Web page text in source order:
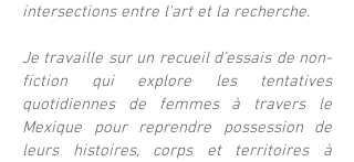
intersections entre l'art et la recherche.
Je travaille sur un recueil d’essais de non-
fiction qui explore les tentatives
quotidiennes de femmes à travers le
Mexique pour reprendre possession de
leurs histoires, corps et territoires à